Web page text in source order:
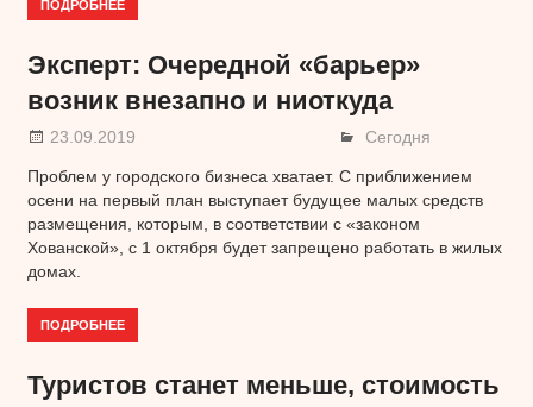
ПОДРОБНЕЕ
Эксперт: Очередной «барьер»
возник внезапно и ниоткуда
23.09.2019 Сегодня
Проблем у городского бизнеса хватает. С приближением
осени на первый план выступает будущее малых средств
размещения, которым, в соответствии с «законом
Хованской», с 1 октября будет запрещено работать в жилых
домах.
ПОДРОБНЕЕ
Туристов станет меньше, стоимость